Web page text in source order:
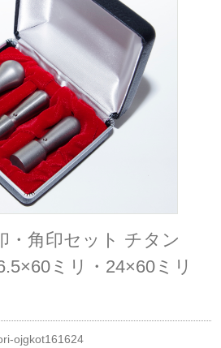
・角印セット チタン
ミリ・24×60ミリ
ojgkot161624